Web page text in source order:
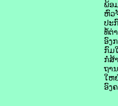
ພ້ອ
ຫົວ
ປະ
ທໍ້ຕ່
ອົງ
ກົມ
ກໍ່ສ້
ຖາ
ໃຫ
ອົງ